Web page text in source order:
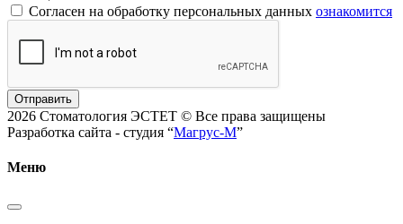
Согласен на обработку персональных данных ознакомится
Отправить
2026 Стоматология ЭСТЕТ © Все права защищены
Разработка сайта - студия “Магрус-М”
Меню